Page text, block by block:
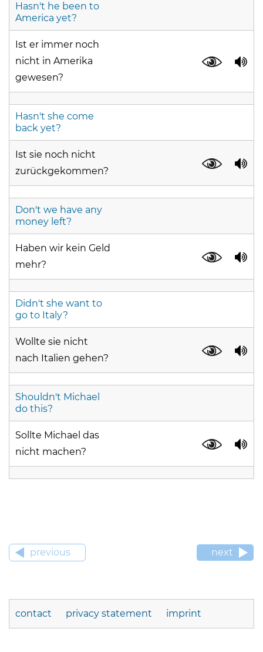
Hasn't he been to
America yet?
Ist er immer noch
nicht in Amerika
gewesen?
Hasn't she come
back yet?
Ist sie noch nicht
zurückgekommen?
Don't we have any
money left?
Haben wir kein Geld
mehr?
Didn't she want to
go to Italy?
Wollte sie nicht
nach Italien gehen?
Shouldn't Michael
do this?
Sollte Michael das
nicht machen?
previous next
contact privacy statement imprint